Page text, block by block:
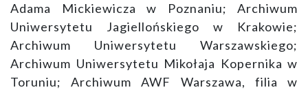
Adama Mickiewicza w Poznaniu; Archiwum
Uniwersytetu Jagiellońskiego w Krakowie;
Archiwum Uniwersytetu Warszawskiego;
Archiwum Uniwersytetu Mikołaja Kopernika w
Toruniu; Archiwum AWF Warszawa, filia w